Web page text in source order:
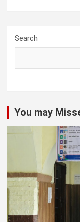
Search
You may